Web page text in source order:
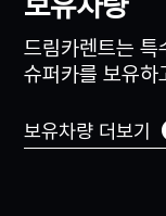
드림카렌트는
슈퍼카를 보유하
보유차량 더보기